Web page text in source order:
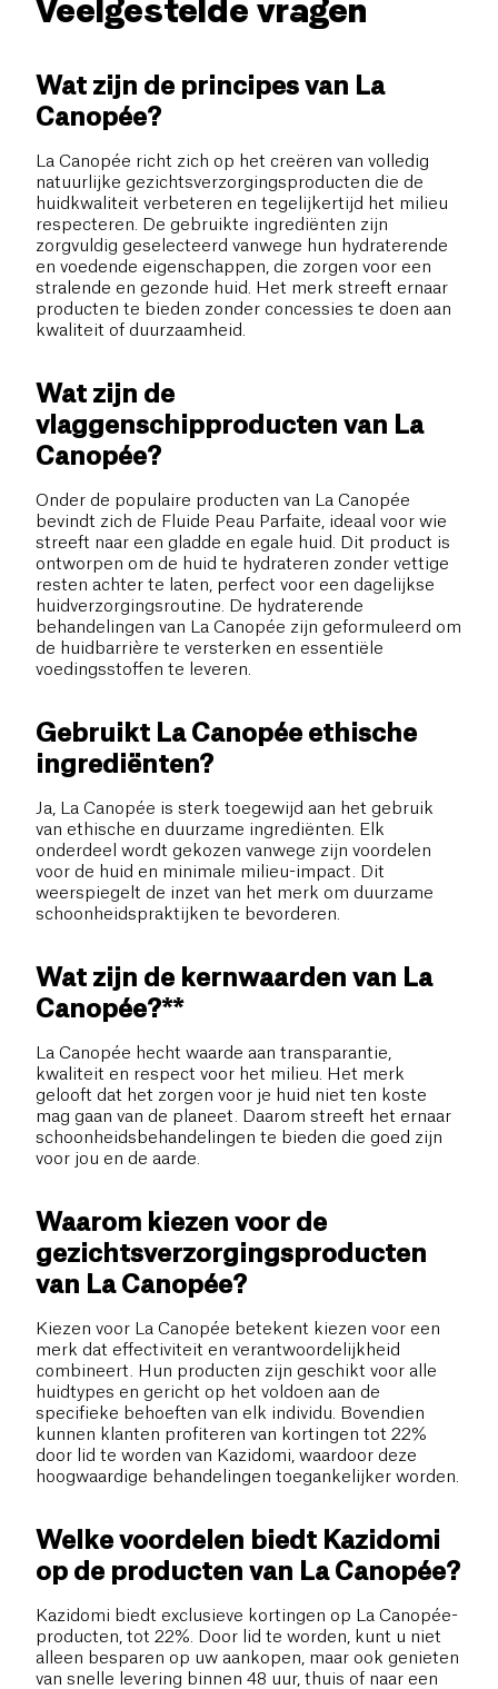
Veelgestelde vragen
Wat zijn de principes van La
Canopée?
La Canopée richt zich op het creëren van volledig
natuurlijke gezichtsverzorgingsproducten die de
huidkwaliteit verbeteren en tegelijkertijd het milieu
respecteren. De gebruikte ingrediënten zijn
zorgvuldig geselecteerd vanwege hun hydraterende
en voedende eigenschappen, die zorgen voor een
stralende en gezonde huid. Het merk streeft ernaar
producten te bieden zonder concessies te doen aan
kwaliteit of duurzaamheid.
Wat zijn de
vlaggenschipproducten van La
Canopée?
Onder de populaire producten van La Canopée
bevindt zich de Fluide Peau Parfaite, ideaal voor wie
streeft naar een gladde en egale huid. Dit product is
ontworpen om de huid te hydrateren zonder vettige
resten achter te laten, perfect voor een dagelijkse
huidverzorgingsroutine. De hydraterende
behandelingen van La Canopée zijn geformuleerd om
de huidbarrière te versterken en essentiële
voedingsstoffen te leveren.
Gebruikt La Canopée ethische
ingrediënten?
Ja, La Canopée is sterk toegewijd aan het gebruik
van ethische en duurzame ingrediënten. Elk
onderdeel wordt gekozen vanwege zijn voordelen
voor de huid en minimale milieu-impact. Dit
weerspiegelt de inzet van het merk om duurzame
schoonheidspraktijken te bevorderen.
Wat zijn de kernwaarden van La
Canopée?**
La Canopée hecht waarde aan transparantie,
kwaliteit en respect voor het milieu. Het merk
gelooft dat het zorgen voor je huid niet ten koste
mag gaan van de planeet. Daarom streeft het ernaar
schoonheidsbehandelingen te bieden die goed zijn
voor jou en de aarde.
Waarom kiezen voor de
gezichtsverzorgingsproducten
van La Canopée?
Kiezen voor La Canopée betekent kiezen voor een
merk dat effectiviteit en verantwoordelijkheid
combineert. Hun producten zijn geschikt voor alle
huidtypes en gericht op het voldoen aan de
specifieke behoeften van elk individu. Bovendien
kunnen klanten profiteren van kortingen tot 22%
door lid te worden van Kazidomi, waardoor deze
hoogwaardige behandelingen toegankelijker worden.
Welke voordelen biedt Kazidomi
op de producten van La Canopée?
Kazidomi biedt exclusieve kortingen op La Canopée-
producten, tot 22%. Door lid te worden, kunt u niet
alleen besparen op uw aankopen, maar ook genieten
van snelle levering binnen 48 uur, thuis of naar een